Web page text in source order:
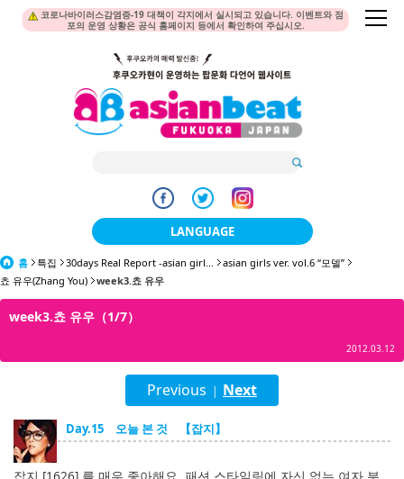
코로나바이러스감염증-19 대책이 각지에서 실시되고 있습니다. 이벤트와 점
포의 운영 상황은 공식 홈페이지 등에서 확인하여 주십시오.
LANGUAGE
日本語
한국어
繁體中文
English
홈 특집 30days Real Report -asian girl...
asian girls ver. vol.6 “모델”
쵸 유우(Zhang You)
week3.쵸 유우
week3.쵸 유우（1/7）
2012.03.12
Previous | Next
Day.15 오늘 본 것 【잡지】